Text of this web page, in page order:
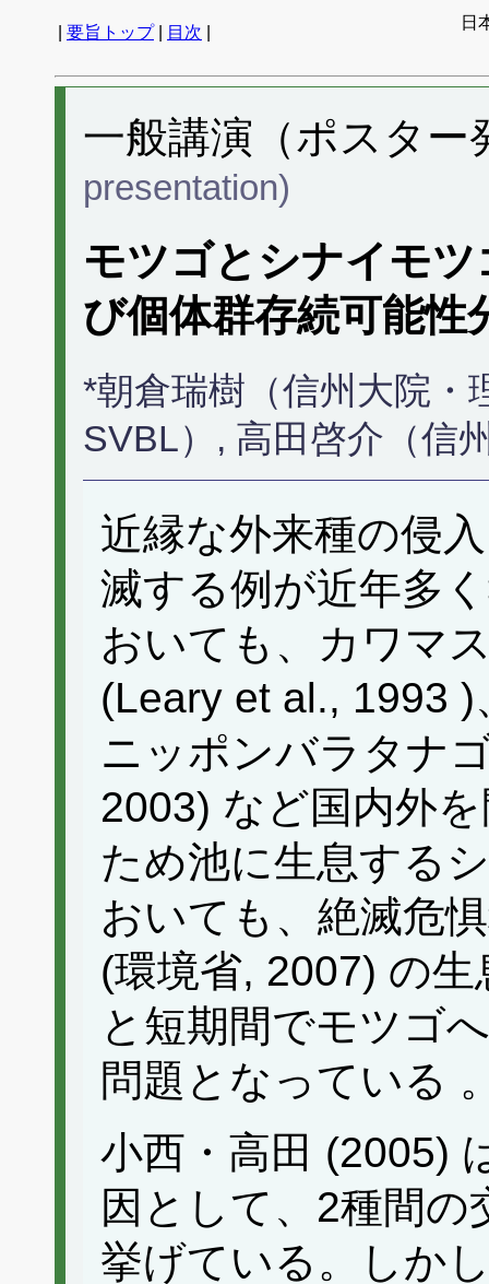
要旨トップ| 目次
日
一般講演（ポスタ
presentation)
モツゴとシナイモ
び個体群存続可能性
*朝倉瑞樹（信州大院・
SVBL）, 高田啓介（信
近縁な外来種の侵
滅する例が近年多
おいても、カワマ
(Leary et al., 1993
ニッポンバラタナ
2003) など国内外
ため池に生息する
おいても、絶滅危
(環境省, 2007) の
と短期間でモツゴ
問題となっている
小西・高田 (2005)
因として、2種間
挙げている。しか